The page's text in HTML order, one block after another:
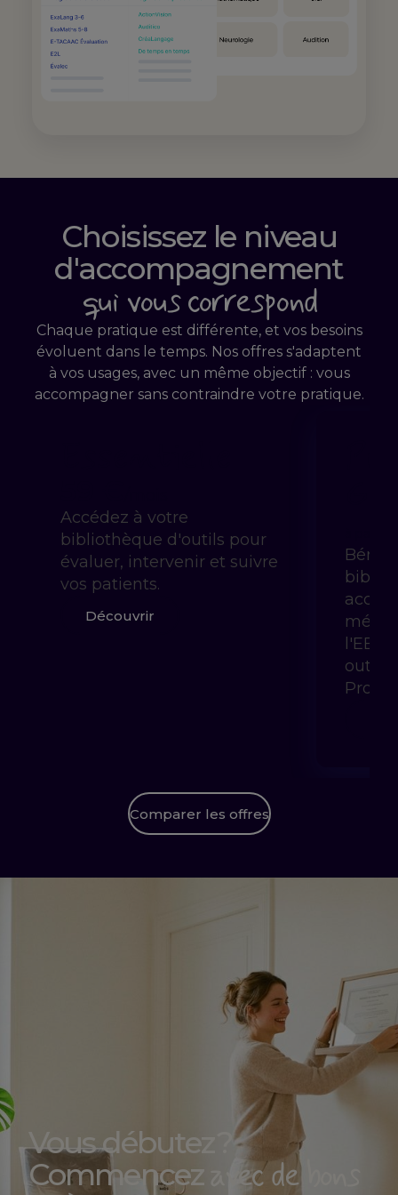
Choisissez le niveau
d'accompagnement
qui vous correspond
Chaque pratique est différente, et vos besoins
évoluent dans le temps. Nos offres s'adaptent
à vos usages, avec un même objectif : vous
accompagner sans contraindre votre pratique.
Accédez à votre
bibliothèque d'outils pour
évaluer, intervenir et suivre
vos patients.
Découvrir
l'EBP
outils
Comparer les offres
Vous débutez ?
Commencez
avec de bons